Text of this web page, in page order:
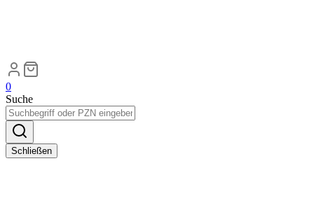
0
Suche
Schließen